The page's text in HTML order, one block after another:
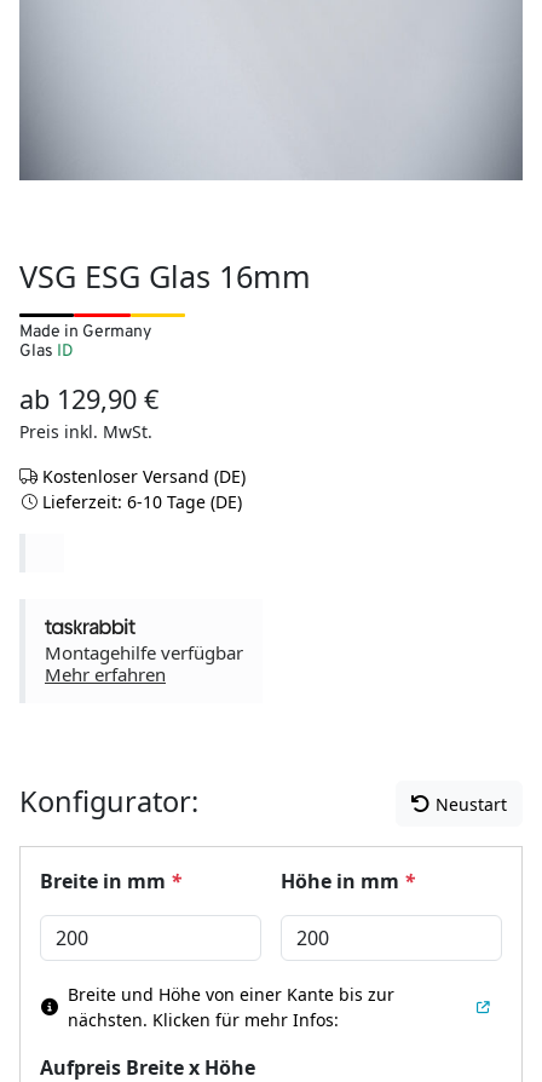
VSG ESG Glas 16mm
Made in Germany
Glas ID
ab 129,90 €
Preis inkl. MwSt.
Kostenloser Versand (DE)
Lieferzeit: 6-10 Tage (DE)
Montagehilfe verfügbar
Mehr erfahren
Konfigurator: Neustart
Breite in mm * Höhe in mm *
Aufpreis Breite x Höhe
Breite und Höhe von einer Kante bis zur
nächsten. Klicken für mehr Infos: